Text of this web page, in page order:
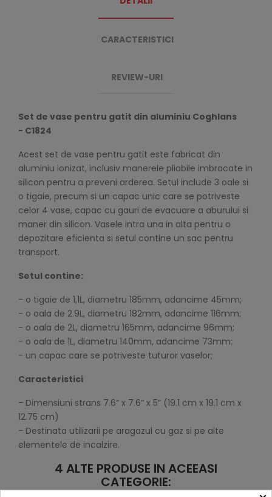
CARACTERISTICI
REVIEW-URI
Set de vase pentru gatit din aluminiu Coghlans
- C1824
Acest set de vase pentru gatit este fabricat din
aluminiu ionizat, inclusiv manerele pliabile imbracate in
silicon pentru a preveni arderea. Setul include 3 oale si
o tigaie, precum si un capac unic care se potriveste
celor 4 vase, capac cu gauri de evacuare a aburului si
maner din silicon. Vasele intra una in alta pentru o
depozitare eficienta si setul contine un sac pentru
transport.
Setul contine:
- o tigaie de 1,1L, diametru 185mm, adancime 45mm;
- o oala de 2.9L, diametru 182mm, adancime 116mm;
- o oala de 2L, diametru 165mm, adancime 96mm;
- o oala de 1L, diametru 140mm, adancime 73mm;
- un capac care se potriveste tuturor vaselor;
Caracteristici
- Dimensiuni strans 7.6” x 7.6” x 5” (19.1 cm x 19.1 cm x
12.75 cm)
- Destinata utilizarii pe aragazul cu gaz si pe alte
elementele de incalzire.
4 ALTE PRODUSE IN ACEEASI
CATEGORIE: